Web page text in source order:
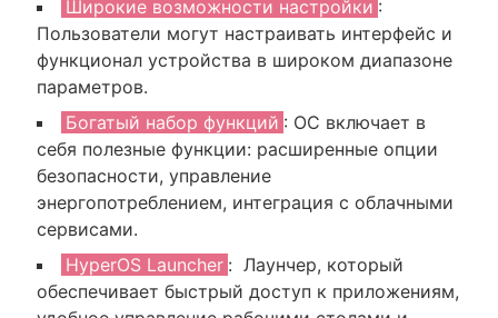
Широкие возможности настройки :
Пользователи могут настраивать интерфейс и
функционал устройства в широком диапазоне
параметров.
Богатый набор функций : ОС включает в
себя полезные функции: расширенные опции
безопасности, управление
энергопотреблением, интеграция с облачными
сервисами.
HyperOS Launcher : Лаунчер, который
обеспечивает быстрый доступ к приложениям,